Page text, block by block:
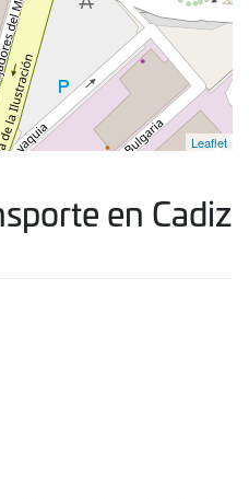
Leaflet
en Cadiz